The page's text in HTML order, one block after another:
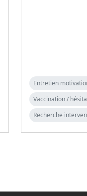
Entretien
Vaccination /
Recherche